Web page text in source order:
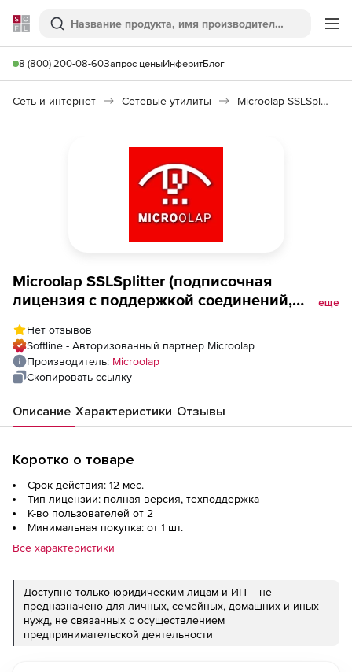
Softline
Поиск
8 (800) 200-08-60Запрос ценыИнферитБлог
Сеть и интернет Сетевые утилиты Microolap SSLSplitter
Microolap SSLSplitter (подписочная
лицензия с поддержкой соединений,
допустимого срока использования: в
течение 1 года), 30 000 одновременных
соединений (2 000 пользователей)
еще
Нет отзывов
Softline - Авторизованный партнер Microolap
Производитель: Microolap
Скопировать ссылку
Описание Характеристики Отзывы
Коротко о товаре
Срок действия: 12 мес.
Тип лицензии: полная версия, техподдержка
К-во пользователей от 2
Минимальная покупка: от 1 шт.
Все характеристики
Доступно только юридическим лицам и ИП – не
предназначено для личных, семейных, домашних и иных
нужд, не связанных с осуществлением
предпринимательской деятельности